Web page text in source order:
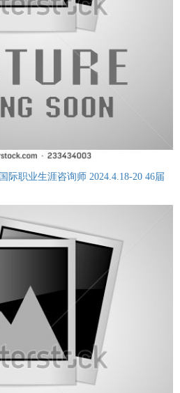
际职业生涯咨询师 2024.4.18-20 46届